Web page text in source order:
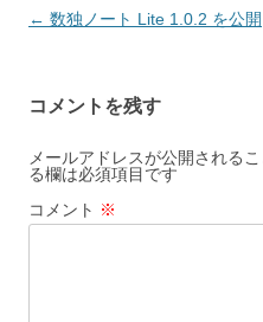
投
ビ
ゲ
ー
シ
← 数独ノート Lite 1.0.2 を公開
コメントを残す
メールアドレスが公開されるこ
る欄は必須項目です
コメント ※